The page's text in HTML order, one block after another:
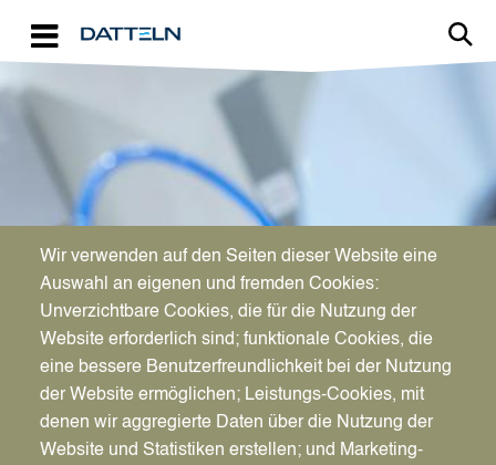
WIRTSCHAFTSFÖRDERUNG
Aktuelles für Unternehmen
Wir verwenden auf den Seiten dieser Website eine
Auswahl an eigenen und fremden Cookies:
Unverzichtbare Cookies, die für die Nutzung der
Website erforderlich sind; funktionale Cookies, die
eine bessere Benutzerfreundlichkeit bei der Nutzung
der Website ermöglichen; Leistungs-Cookies, mit
denen wir aggregierte Daten über die Nutzung der
Website und Statistiken erstellen; und Marketing-